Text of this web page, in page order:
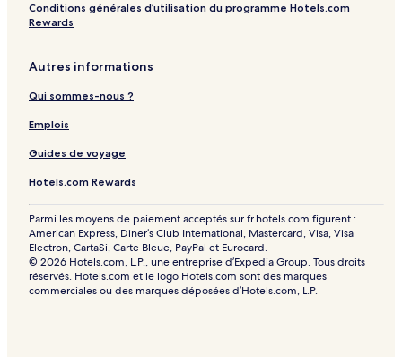
Conditions générales d’utilisation du programme Hotels.com
Rewards
Autres informations
Qui sommes-nous ?
Emplois
Guides de voyage
Hotels.com Rewards
Parmi les moyens de paiement acceptés sur fr.hotels.com figurent :
American Express, Diner’s Club International, Mastercard, Visa, Visa
Electron, CartaSi, Carte Bleue, PayPal et Eurocard.
© 2026 Hotels.com, L.P., une entreprise d’Expedia Group. Tous droits
réservés. Hotels.com et le logo Hotels.com sont des marques
commerciales ou des marques déposées d’Hotels.com, L.P.